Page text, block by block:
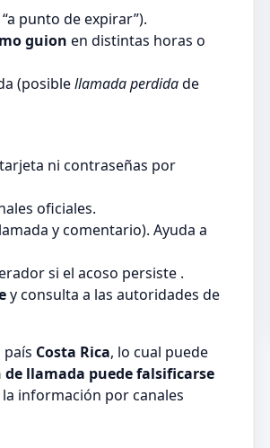
punto de expirar”).
guion en distintas horas o
(posiblellamada perdidade
ni contraseñas por
oficiales.
y comentario). Ayuda a
si el acoso persiste .
y consulta a las autoridades de
país Costa Rica, lo cual puede
llamada puede falsificarse
información por canales